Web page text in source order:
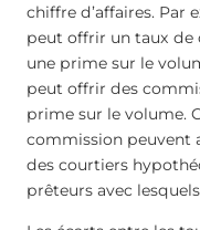
chiffre d’affaires. Par
peut offrir un taux de
une prime sur le
peut offrir des
prime sur le volume.
commission peuvent
des courtiers
prêteurs avec